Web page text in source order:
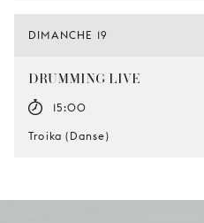
DIMANCHE 19
DRUMMING LIVE
15:00
Troika (Danse)